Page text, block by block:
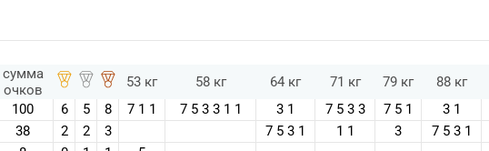
сумма
очков
53 кг 58 кг 64 кг 71 кг 79 кг 88 кг
100 6 5 8 7 1 1 7 5 3 3 1 1 3 1 7 5 3 3 7 5 1 3 1
38 2 2 3 7 5 3 1 1 1 3 7 5 3 1